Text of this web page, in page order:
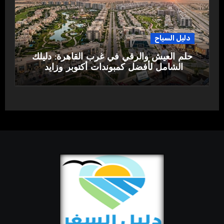
دليل السياح
حلم العيش والرقي في غرب القاهرة: دليلك
الشامل لأفضل كمبوندات أكتوبر وزايد